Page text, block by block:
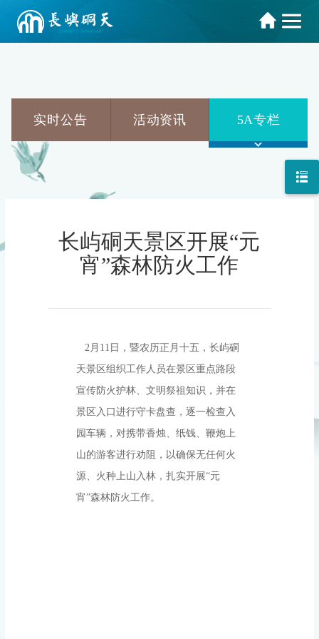
实时公告 活动资讯 5A专栏
长屿硐天景区开展“元
宵”森林防火工作
2月11日，暨农历正月十五，长屿硐
天景区组织工作人员在景区重点路段
宣传防火护林、文明祭祖知识，并在
景区入口进行守卡盘查，逐一检查入
园车辆，对携带香烛、纸钱、鞭炮上
山的游客进行劝阻，以确保无任何火
源、火种上山入林，扎实开展“元
宵”森林防火工作。